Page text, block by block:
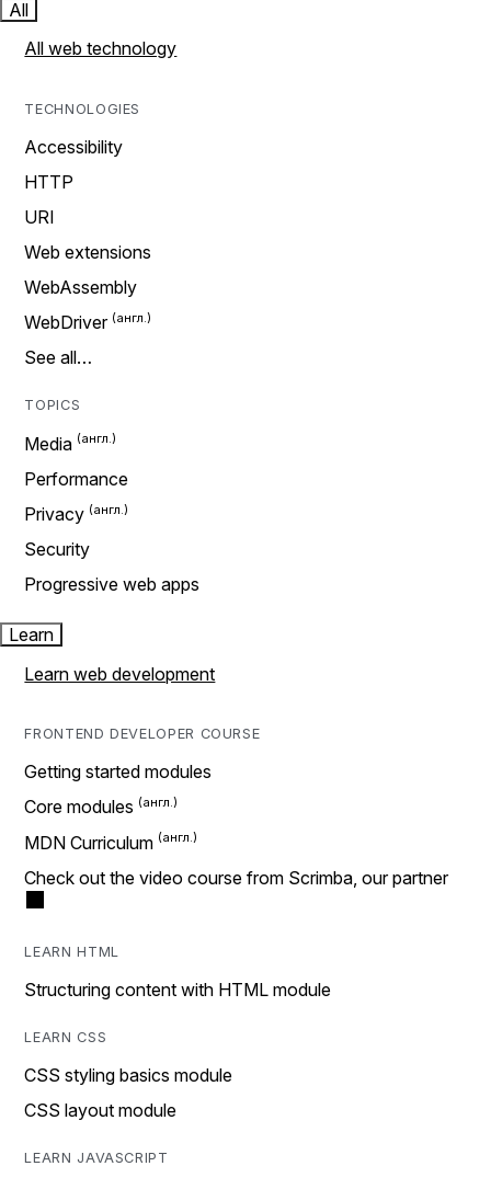
All
All web technology
TECHNOLOGIES
Accessibility
HTTP
URI
Web extensions
WebAssembly
WebDriver
See all…
TOPICS
Media
Performance
Privacy
Security
Progressive web apps
Learn
Learn web development
FRONTEND DEVELOPER COURSE
Getting started modules
Core modules
MDN Curriculum
Check out the video course from Scrimba, our partner
LEARN HTML
Structuring content with HTML module
LEARN CSS
CSS styling basics module
CSS layout module
LEARN JAVASCRIPT